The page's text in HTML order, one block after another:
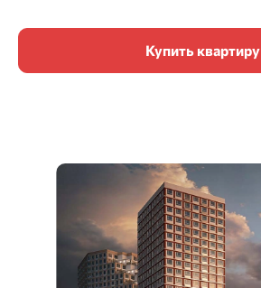
Купить квартиру